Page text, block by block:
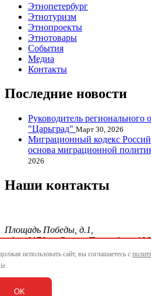
Этнопетербург
Этнотуризм
Этнопроекты
Этнотовары
События
Медиа
Контакты
Последние новости
Руководитель регионального
"Царьград" Март 30, 2026
Миграционный кодекс
основа миграционной
2026
Наши контакты
Площадь Победы, д.1,
офис 0176, г. Санкт-Петербург,
тел./факс.:+7 904 856-09-12;
использовать сайт, вы соглашаетесь с
OK